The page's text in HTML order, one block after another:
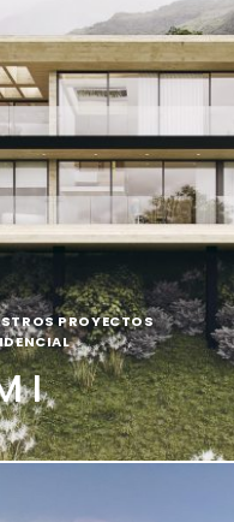
PROYECTOS|
I